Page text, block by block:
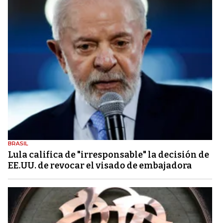
BRASIL
Lula califica de "irresponsable" la decisión de
EE.UU. de revocar el visado de embajadora